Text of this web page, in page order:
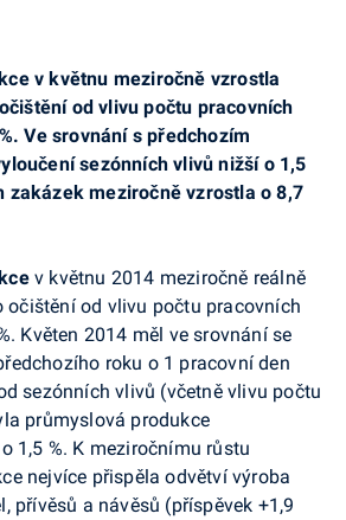
v květnu meziročně vzrostla
od vlivu počtu pracovních
%. Ve srovnání s předchozím
sezónních vlivů nižší o 1,5
zakázek meziročně vzrostla o 8,7
v květnu 2014 meziročně reálně
očištění od vlivu počtu pracovních
Květen 2014 měl ve srovnání se
roku o 1 pracovní den
sezónních vlivů (včetně vlivu počtu
průmyslová produkce
1,5 %. K meziročnímu růstu
nejvíce přispěla odvětví výroba
přívěsů a návěsů (příspěvek +1,9